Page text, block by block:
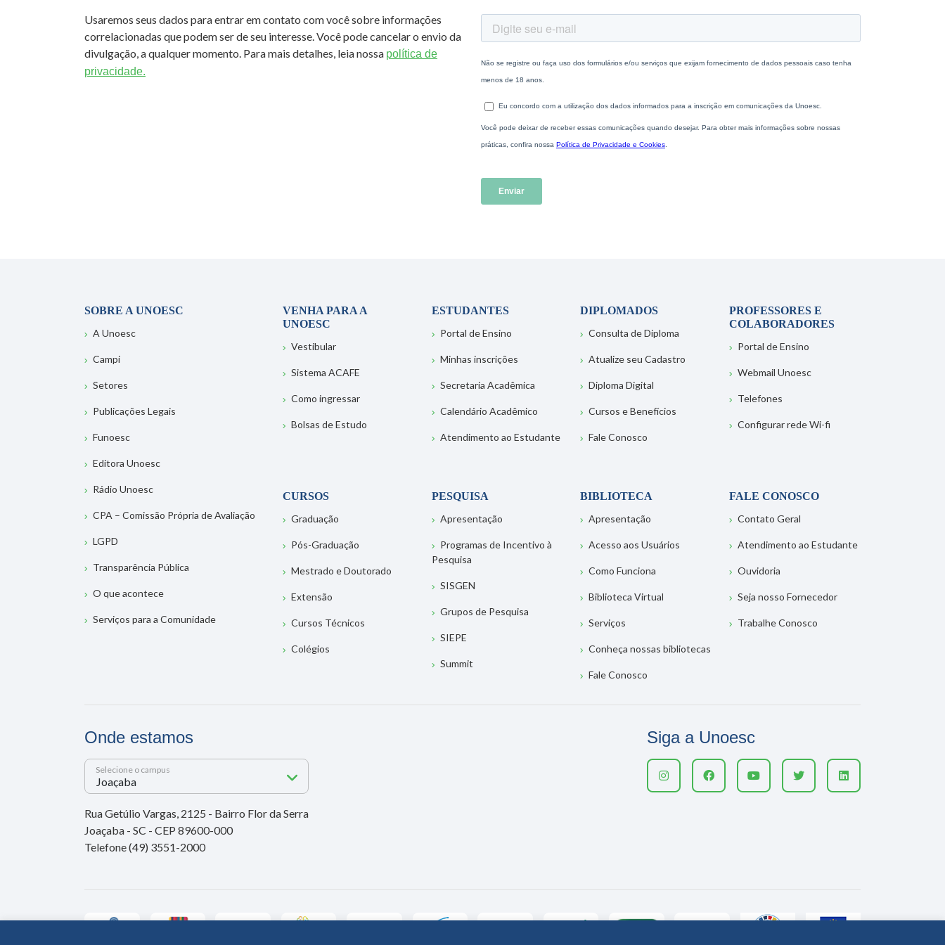
Usaremos seus dados para entrar em contato com você sobre informações
correlacionadas que podem ser de seu interesse. Você pode cancelar o envio da
divulgação, a qualquer momento. Para mais detalhes, leia nossa política de
privacidade.
SOBRE A UNOESC
A Unoesc
Campi
Setores
Publicações Legais
Funoesc
Editora Unoesc
Rádio Unoesc
CPA – Comissão Própria de Avaliação
LGPD
Transparência Pública
O que acontece
Serviços para a Comunidade
VENHA PARA A
UNOESC
Vestibular
Sistema ACAFE
Como ingressar
Bolsas de Estudo
ESTUDANTES
Portal de Ensino
Minhas inscrições
Secretaria Acadêmica
Calendário Acadêmico
Atendimento ao Estudante
DIPLOMADOS
Consulta de Diploma
Atualize seu Cadastro
Diploma Digital
Cursos e Benefícios
Fale Conosco
PROFESSORES E
COLABORADORES
Portal de Ensino
Webmail Unoesc
Telefones
Configurar rede Wi-fi
CURSOS
Graduação
Pós-Graduação
Mestrado e Doutorado
Extensão
Cursos Técnicos
Colégios
PESQUISA
Apresentação
Programas de Incentivo à
Pesquisa
SISGEN
Grupos de Pesquisa
SIEPE
Summit
BIBLIOTECA
Apresentação
Acesso aos Usuários
Como Funciona
Biblioteca Virtual
Serviços
Conheça nossas bibliotecas
Fale Conosco
FALE CONOSCO
Contato Geral
Atendimento ao Estudante
Ouvidoria
Seja nosso Fornecedor
Trabalhe Conosco
Onde estamos
Selecione o campus
Rua Getúlio Vargas, 2125 - Bairro Flor da Serra
Joaçaba - SC - CEP 89600-000
Telefone (49) 3551-2000
Siga a Unoesc